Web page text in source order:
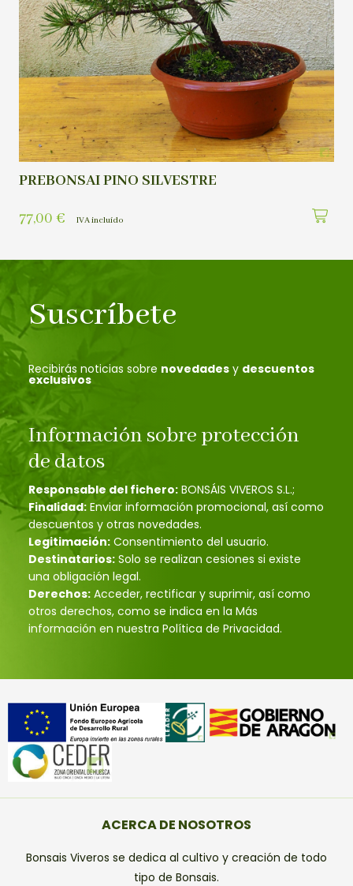
PREBONSAI PINO SILVESTRE
77,00 € IVA incluído
Suscríbete
Recibirás noticias sobre novedades y descuentos
exclusivos
Información sobre protección
de datos
Responsable del fichero: BONSÁIS VIVEROS S.L.;
Finalidad: Enviar información promocional, así como
descuentos y otras novedades.
Legitimación: Consentimiento del usuario.
Destinatarios: Solo se realizan cesiones si existe
una obligación legal.
Derechos: Acceder, rectificar y suprimir, así como
otros derechos, como se indica en la Más
información en nuestra Política de Privacidad.
ACERCA DE NOSOTROS
Bonsais Viveros se dedica al cultivo y creación de todo
tipo de Bonsais.